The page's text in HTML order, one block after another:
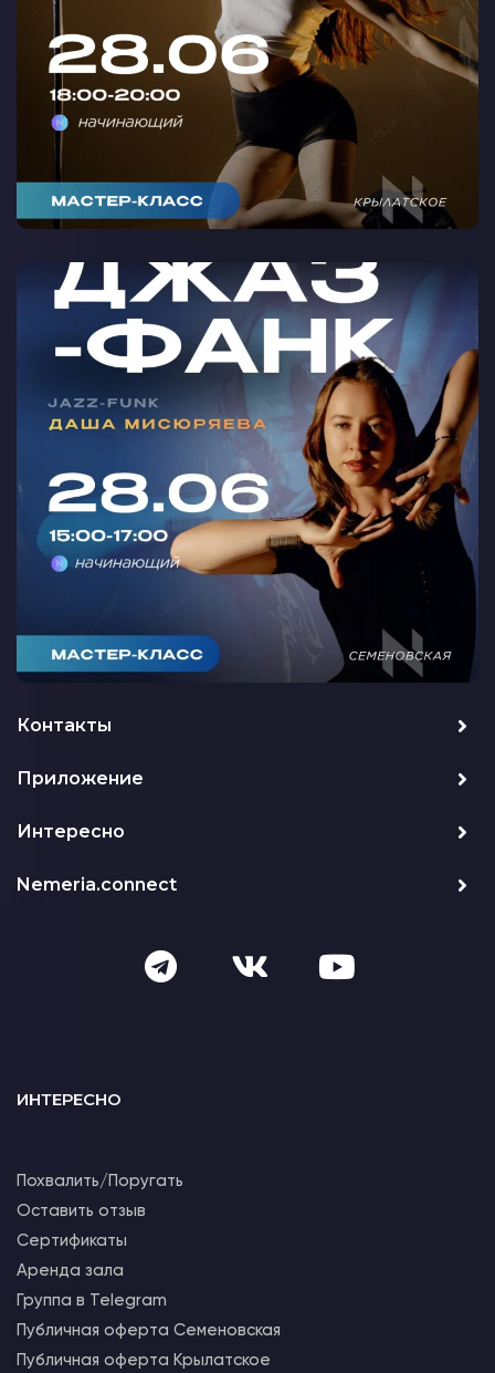
КРЫЛАТСКОМ 🩵
МАСТЕР-КЛАСС ДЖАЗ-ФАНК С
ДАШЕЙ МИСЮРЯЕВОЙ НА
СЕМЕНОВСКОЙ
Контакты
Приложение
Интересно
Nemeria.connect
ИНТЕРЕСНО
Похвалить/Поругать
Оставить отзыв
Сертификаты
Аренда зала
Группа в Telegram
Публичная оферта Семеновская
Публичная оферта Крылатское